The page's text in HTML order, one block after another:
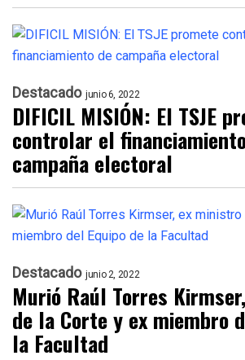
Destacado junio 6, 2022
DIFICIL MISIÓN: El TSJE
controlar el
campaña electoral
Destacado junio 2, 2022
Murió Raúl Torres
de la Corte y ex miembro
la Facultad